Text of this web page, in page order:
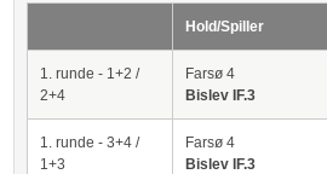
Hold/Spiller
1. runde - 1+2 /
2+4
Farsø 4
Bislev IF.3
1. runde - 3+4 /
1+3
Farsø 4
Bislev IF.3